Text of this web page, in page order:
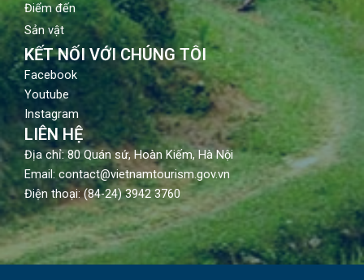
Điểm đến
Sản vật
KẾT NỐI VỚI CHÚNG TÔI
Facebook
Youtube
Instagram
LIÊN HỆ
Địa chỉ: 80 Quán sứ, Hoàn Kiếm, Hà Nội
Email: contact@vietnamtourism.gov.vn
Điện thoại: (84-24) 3942 3760